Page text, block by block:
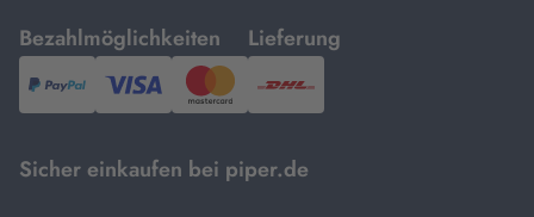
Bezahlmöglichkeiten
mit
PayPal,Visa
und
Lieferung
mit
DHL.
Sicher einkaufen bei piper.de